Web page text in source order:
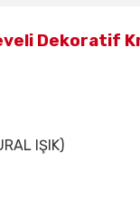
Dekoratif
IŞIK)